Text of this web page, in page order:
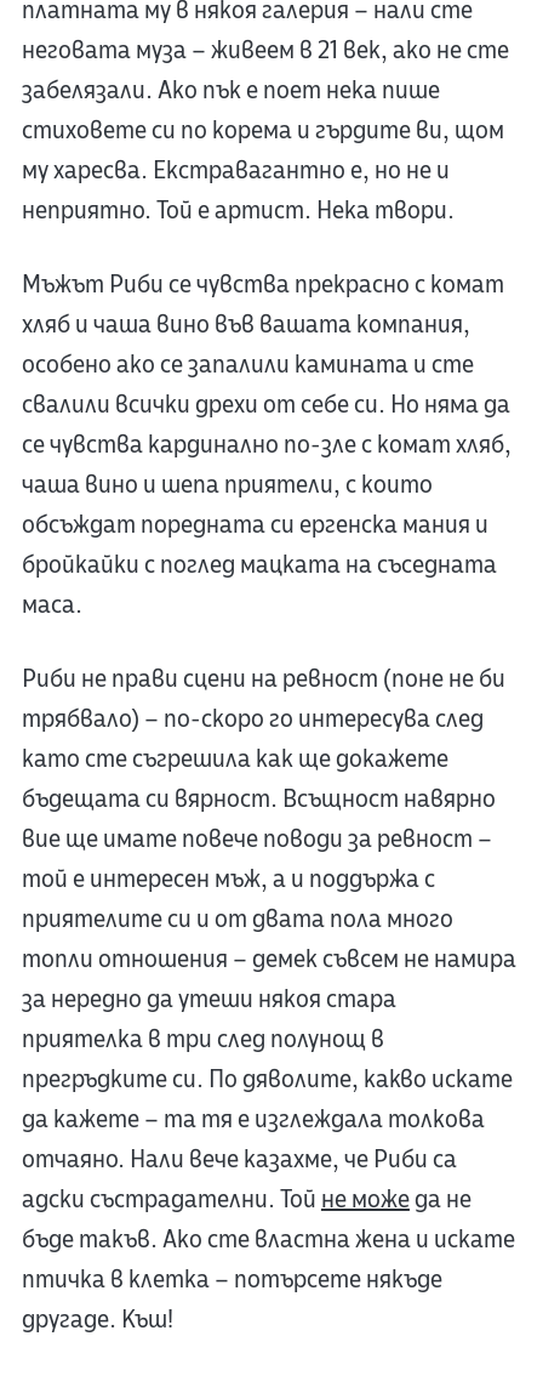
платната му в някоя галерия – нали сте
неговата муза – живеем в 21 век, ако не сте
забелязали. Ако пък е поет нека пише
стиховете си по корема и гърдите ви, щом
му харесва. Екстравагантно е, но не и
неприятно. Той е артист. Нека твори.
Мъжът Риби се чувства прекрасно с комат
хляб и чаша вино във вашата компания,
особено ако се запалили камината и сте
свалили всички дрехи от себе си. Но няма да
се чувства кардинално по-зле с комат хляб,
чаша вино и шепа приятели, с които
обсъждат поредната си ергенска мания и
бройкайки с поглед мацката на съседната
маса.
Риби не прави сцени на ревност (поне не би
трябвало) – по-скоро го интересува след
като сте съгрешила как ще докажете
бъдещата си вярност. Всъщност навярно
вие ще имате повече поводи за ревност –
той е интересен мъж, а и поддържа с
приятелите си и от двата пола много
топли отношения – демек съвсем не намира
за нередно да утеши някоя стара
приятелка в три след полунощ в
прегръдките си. По дяволите, какво искате
да кажете – та тя е изглеждала толкова
отчаяно. Нали вече казахме, че Риби са
адски състрадателни. Той не можеда не
бъде такъв. Ако сте властна жена и искате
птичка в клетка – потърсете някъде
другаде. Къш!